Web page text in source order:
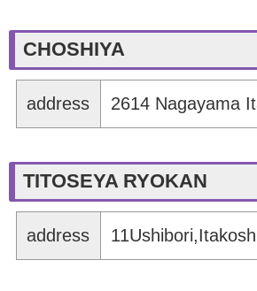
CHOSHIYA
address 2614 Nagayama
TITOSEYA RYOKAN
address